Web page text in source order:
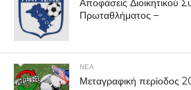
Αποφάσεις Διοικητικού
Πρωταθλήματος –
ΝΕΑ
Μεταγραφική περίοδος